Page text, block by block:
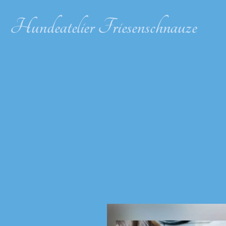
Hundeatelier Friesenschnauze